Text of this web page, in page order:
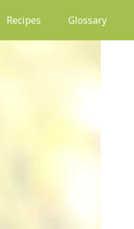
Recipes (current)Glossary